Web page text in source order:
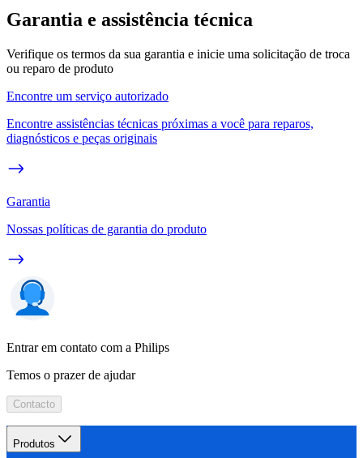
Garantia e assistência técnica
Verifique os termos da sua garantia e inicie uma solicitação de troca
ou reparo de produto
Encontre um serviço autorizado
Encontre assistências técnicas próximas a você para reparos,
diagnósticos e peças originais
Garantia
Nossas políticas de garantia do produto
Entrar em contato com a Philips
Temos o prazer de ajudar
Contacto
Produtos